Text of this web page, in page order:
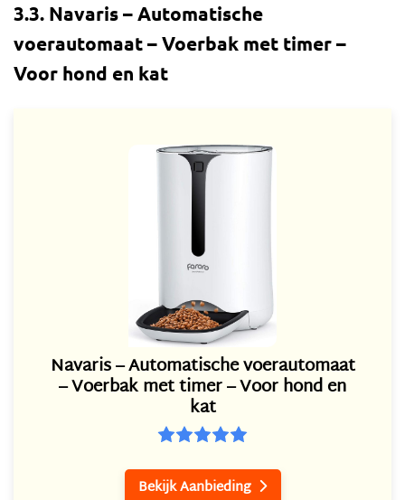
3.3. Navaris – Automatische
voerautomaat – Voerbak met timer –
Voor hond en kat
Navaris – Automatische voerautomaat
– Voerbak met timer – Voor hond en
kat
Bekijk Aanbieding 